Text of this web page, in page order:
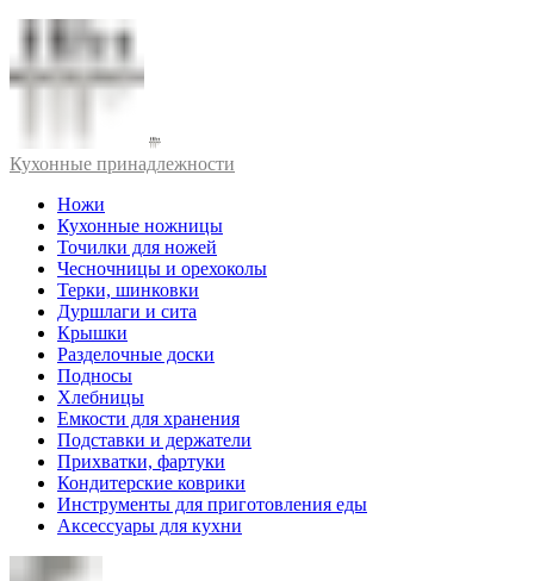
Кухонные принадлежности
Ножи
Кухонные ножницы
Точилки для ножей
Чесночницы и орехоколы
Терки, шинковки
Дуршлаги и сита
Крышки
Разделочные доски
Подносы
Хлебницы
Емкости для хранения
Подставки и держатели
Прихватки, фартуки
Кондитерские коврики
Инструменты для приготовления еды
Аксессуары для кухни